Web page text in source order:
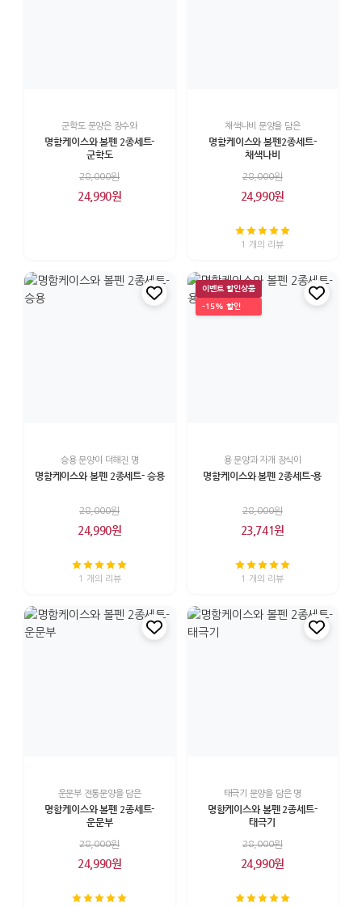
군학도 문양은 장수와
명함케이스와 볼펜 2종세트-
군학도
28,000원
24,990원
채색나비 문양을 담은
명함케이스와 볼펜2종세트-
채색나비
28,000원
24,990원
1 개의 리뷰
승용 문양이 더해진 명
명함케이스와 볼펜 2종세트- 승용
28,000원
24,990원
1 개의 리뷰
이벤트 할인상품
-15% 할인
용 문양과 자개 장식이
명함케이스와 볼펜 2종세트-용
28,000원
23,741원
1 개의 리뷰
운문부 전통문양을 담은
명함케이스와 볼펜 2종세트-
운문부
28,000원
24,990원
태극기 문양을 담은 명
명함케이스와 볼펜 2종세트-
태극기
28,000원
24,990원